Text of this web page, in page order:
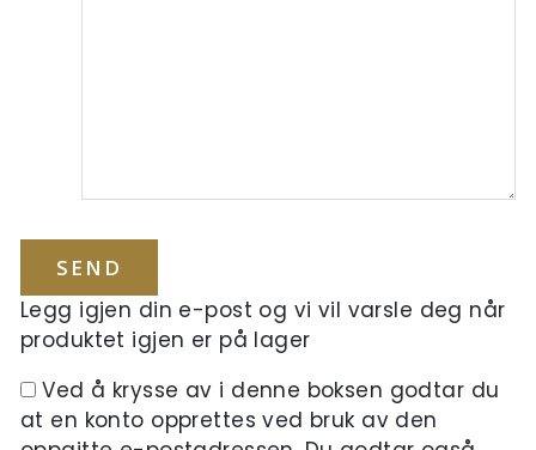
Legg igjen din e-post og vi vil varsle deg når
produktet igjen er på lager
Ved å krysse av i denne boksen godtar du
at en konto opprettes ved bruk av den